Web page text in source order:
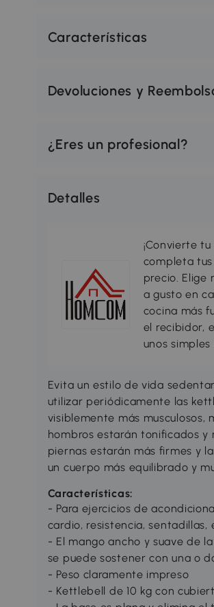
Características
Devoluciones y
¿Eres un profesional?
Detalles
¡Convierte
completa
precio. Elige
a gusto en
cocina más
el recibidor,
unos simples
Evita un estilo de vida
utilizar periódicamente las
visiblemente más
hombros estarán tonificados y
piernas estarán más firmes y
un cuerpo más equilibrado y
Características:
- Para ejercicios de
cardio, resistencia, sentadillas,
- El mango ancho y suave de
se puede sostener con una o
- Peso claramente impreso
- Kettlebell de 10 kg con